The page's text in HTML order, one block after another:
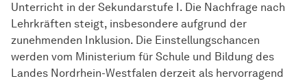
Unterricht in der Sekundarstufe I. Die Nachfrage nach
Lehrkräften steigt, insbesondere aufgrund der
zunehmenden Inklusion. Die Einstellungschancen
werden vom Ministerium für Schule und Bildung des
Landes Nordrhein-Westfalen derzeit als hervorragend